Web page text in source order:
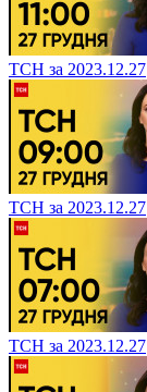
ТСН за 2023.12.27
ТСН за 2023.12.27
ТСН за 2023.12.27